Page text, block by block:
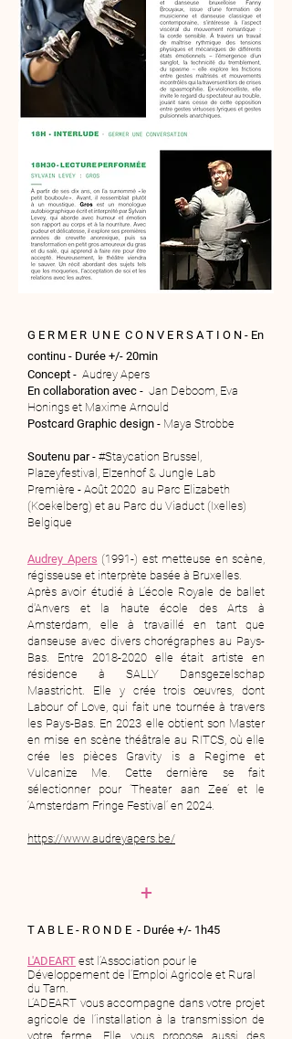
G E R M E R U N E C O N V E R S A T I O N - En
continu - Durée +/- 20min
Concept - Audrey Apers
En collaboration avec - Jan Deboom, Eva
Honings et Maxime Arnould
Postcard Graphic design - Maya Strobbe
Soutenu par- #Staycation Brussel,
Plazeyfestival, Elzenhof & Jungle Lab
Première - Août 2020 au Parc Elizabeth
(Koekelberg) et au Parc du Viaduct (Ixelles)
Belgique
Audrey Apers (1991-) est metteuse en scène,
régisseuse et interprète basée à Bruxelles.
Après avoir étudié à L’école Royale de ballet
d'Anvers et la haute école des Arts à
Amsterdam, elle à travaillé en tant que
danseuse avec divers chorégraphes au Pays-
Bas. Entre 2018-2020elle était artiste en
résidence à SALLY Dansgezelschap
Maastricht. Elle y crée trois œuvres, dont
Labour of Love, qui fait une tournée à travers
les Pays-Bas. En 2023 elle obtient son Master
en mise en scène théâtrale au RITCS, où elle
crée les pièces Gravity is a Regime et
Vulcanize Me. Cette dernière se fait
sélectionner pour ’Theater aan Zee’ et le
‘Amsterdam Fringe Festival’ en 2024.
https://www.audreyapers.be/
+
T A B L E - R O N D E ​ - Durée +/- 1h45
L'ADEART est l’Association pour le
Développement de l’Emploi Agricole et Rural
du Tarn.
L’ADEART vous accompagne dans votre projet
agricole de l’installation à la transmission de
votre ferme. Elle vous propose aussi des